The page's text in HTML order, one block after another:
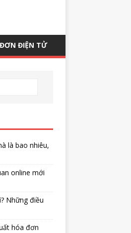
ĐIỆN TỬ
là bao nhiêu,
online mới
Những điều
hóa đơn